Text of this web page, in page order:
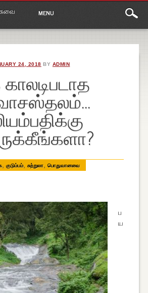
Main
menu
content
MENU
24, 2018 BY ADMIN
, குடும்பம், சுற்றுலா, பொதுவானவை
ப
ய